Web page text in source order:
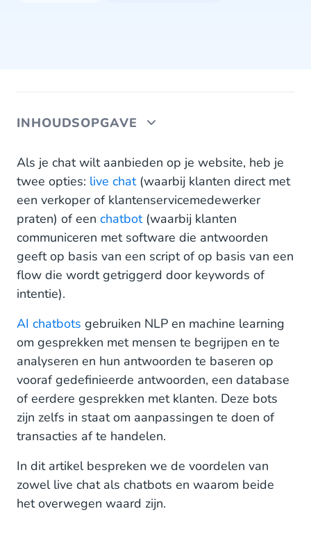
INHOUDSOPGAVE
Wat is het verschil tussen live chat & chatbots?
De voordelen van live chat
De voordelen van chatbots
Wat is de juiste keuze: chatbot of live chat?
Chatbots en live chats: een veelzijdige combinatie
Als je chat wilt aanbieden op je website, heb je
twee opties: live chat(waarbij klanten direct met
een verkoper of klantenservicemedewerker
praten) of een chatbot(waarbij klanten
communiceren met software die antwoorden
geeft op basis van een script of op basis van een
flow die wordt getriggerd door keywords of
intentie).
AI chatbots gebruiken NLP en machine learning
om gesprekken met mensen te begrijpen en te
analyseren en hun antwoorden te baseren op
vooraf gedefinieerde antwoorden, een database
of eerdere gesprekken met klanten. Deze bots
zijn zelfs in staat om aanpassingen te doen of
transacties af te handelen.
In dit artikel bespreken we de voordelen van
zowel live chat als chatbots en waarom beide
het overwegen waard zijn.